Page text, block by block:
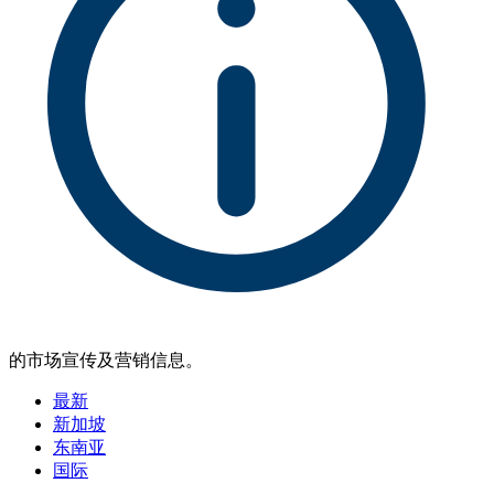
的市场宣传及营销信息。
最新
新加坡
东南亚
国际